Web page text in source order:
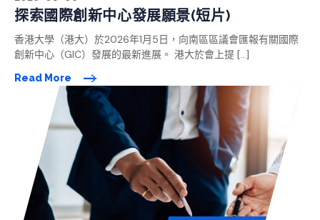
探索國際創新中心發展願景(短片)
香港大學（港大）於2026年1月5日，向南區區議會匯報有關國際
創新中心（GIC）發展的最新進展。 港大於會上提 […]
Read More